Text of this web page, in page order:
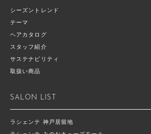
シーズントレンド
テーマ
ヘアカタログ
スタッフ紹介
サステナビリティ
取扱い商品
SALON LIST
ラシェンテ 神戸居留地